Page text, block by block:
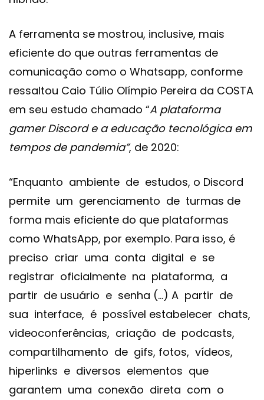
A ferramenta se mostrou, inclusive, mais
eficiente do que outras ferramentas de
comunicação como o Whatsapp, conforme
ressaltou Caio Túlio Olímpio Pereira da COSTA
em seu estudo chamado “A plataforma
gamer Discord e a educação tecnológica em
tempos de pandemia”, de 2020:
“Enquanto ambiente de estudos, o Discord
permite um gerenciamento de turmas de
forma mais eficiente do que plataformas
como WhatsApp, por exemplo. Para isso, é
preciso criar uma conta digital e se
registrar oficialmente na plataforma, a
partir de usuário e senha (…) A partir de
sua interface, é possível estabelecer chats,
videoconferências, criação de podcasts,
compartilhamento de gifs, fotos, vídeos,
hiperlinks e diversos elementos que
garantem uma conexão direta com o